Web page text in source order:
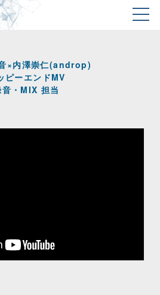
×内澤崇仁(androp)
ピーエンドMV
音・MIX 担当